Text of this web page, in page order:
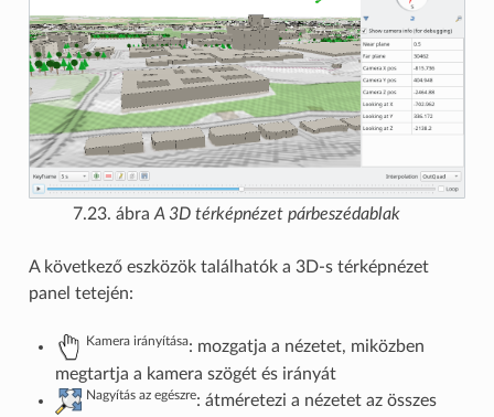
7.23. ábra A 3D térképnézet párbeszédablak
A következő eszközök találhatók a 3D-s térképnézet
panel tetején:
Kamera irányítása: mozgatja a nézetet, miközben
megtartja a kamera szögét és irányát
Nagyítás az egészre: átméretezi a nézetet az összes